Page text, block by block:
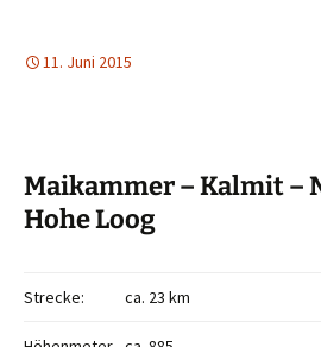
11. Juni 2015
Maikammer – Kalmit –
Hohe Loog
Strecke: ca. 23 km